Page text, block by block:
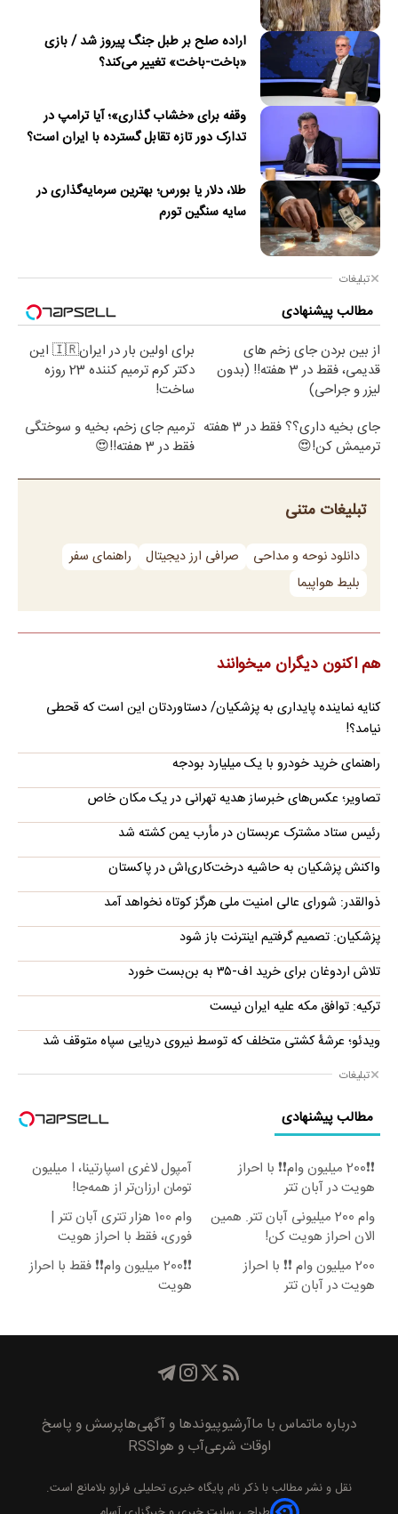
اراده صلح بر طبل جنگ پیروز شد / بازی
«باخت-باخت» تغییر می‌کند؟
وقفه برای «خشاب گذاری»؛ آیا ترامپ در
تدارک دور تازه تقابل گسترده با ایران است؟
طلا، دلار یا بورس؛ بهترین سرمایه‌گذاری در
سایه سنگین تورم
تبلیغات
مطالب پیشنهادی
از بین بردن جای زخم های
قدیمی، فقط در 3 هفته!! (بدون
لیزر و جراحی)
برای اولین بار در ایران🇮🇷 این
دکتر کرم ترمیم کننده 23 روزه
ساخت!
جای بخیه داری؟؟ فقط در 3 هفته
ترمیمش کن!😍
ترمیم جای زخم، بخیه و سوختگی
فقط در 3 هفته!!😍
تبلیغات متنی
دانلود نوحه و مداحی صرافی ارز دیجیتال
راهنمای سفر
بلیط هواپیما
هم اکنون دیگران میخوانند
کنایه نماینده پایداری به پزشکیان/ دستاوردتان این است که قحطی
نیامد؟!
راهنمای خرید خودرو با یک میلیارد بودجه
تصاویر؛ عکس‌های خبرساز هدیه تهرانی در یک مکان خاص
رئیس ستاد مشترک عربستان در مأرب یمن کشته شد
واکنش پزشکیان به حاشیه درخت‌کاری‌اش در پاکستان
ذوالقدر: شورای عالی امنیت ملی هرگز کوتاه نخواهد آمد
پزشکیان: تصمیم گرفتیم اینترنت باز شود
تلاش اردوغان برای خرید اف-۳۵ به بن‌بست خورد
ترکیه: توافق مکه علیه ایران نیست
ویدئو؛ عرشۀ کشتی متخلف که توسط نیروی دریایی سپاه متوقف شد
تبلیغات
مطالب پیشنهادی
❗❗200 میلیون وام❗❗ با احراز
هویت در آبان تتر
آمپول لاغری اسپارتینا، ا میلیون
تومان ارزان‌تر از همه‌جا!
وام 200 میلیونی آبان تتر. همین
الان احراز هویت کن!
وام 100 هزار تتری آبان تتر |
فوری، فقط با احراز هویت
200 میلیون وام ❗❗ با احراز
هویت در آبان تتر
❗❗200 میلیون وام❗❗ فقط با احراز
هویت
درباره ماتماس با ماآرشیوپیوند‌ها و آگهی‌هاپرسش و پاسخ
اوقات شرعیآب و هواRSS
نقل و نشر مطالب با ذکر نام پايگاه خبری تحليلی فرارو بلامانع است.